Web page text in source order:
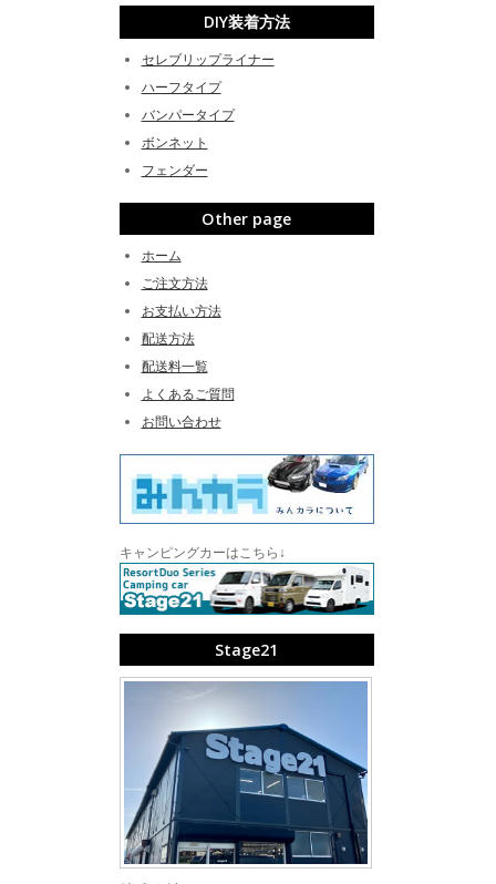
DIY装着方法
セレブリップライナー
ハーフタイプ
バンパータイプ
ボンネット
フェンダー
Other page
ホーム
ご注文方法
お支払い方法
配送方法
配送料一覧
よくあるご質問
お問い合わせ
キャンピングカーはこちら↓
Stage21